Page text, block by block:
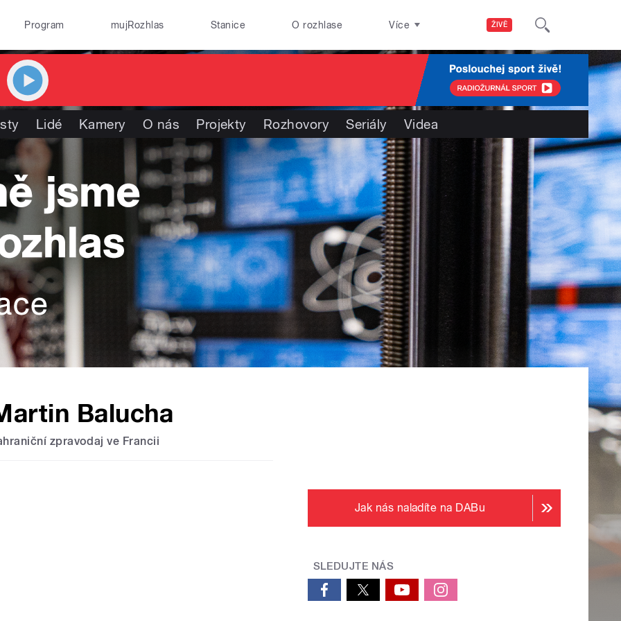
ŽIVĚ
Program mujRozhlas Stanice O rozhlase Více
Lidé Kamery O nás Projekty Rozhovory Seriály Videa
Balucha
zpravodaj ve Francii
Jak nás naladíte na DABu
SLEDUJTE NÁS